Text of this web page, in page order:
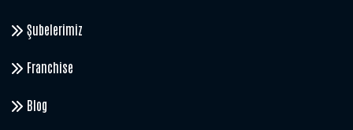
Şubelerimiz
Franchise
Blog